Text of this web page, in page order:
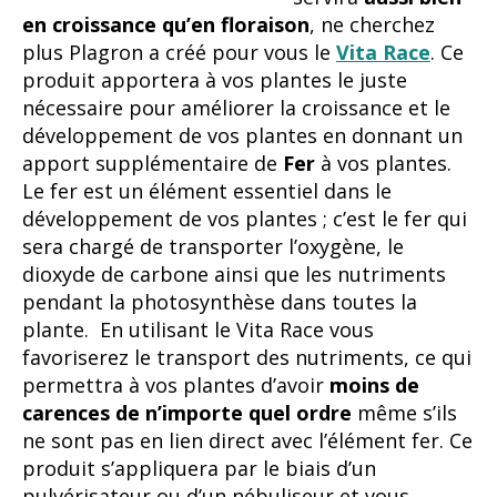
en croissance qu’en floraison, ne cherchez
plus Plagron a créé pour vous le Vita Race. Ce
produit apportera à vos plantes le juste
nécessaire pour améliorer la croissance et le
développement de vos plantes en donnant un
apport supplémentaire de Fer à vos plantes.
Le fer est un élément essentiel dans le
développement de vos plantes ; c’est le fer qui
sera chargé de transporter l’oxygène, le
dioxyde de carbone ainsi que les nutriments
pendant la photosynthèse dans toutes la
plante. En utilisant le Vita Race vous
favoriserez le transport des nutriments, ce qui
permettra à vos plantes d’avoir moins de
carences de n’importe quel ordre même s’ils
ne sont pas en lien direct avec l’élément fer. Ce
produit s’appliquera par le biais d’un